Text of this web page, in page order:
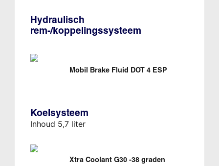
Hydraulisch
rem-/koppelingssysteem
Mobil Brake Fluid DOT 4 ESP
Koelsysteem
Inhoud 5,7 liter
Xtra Coolant G30 -38 graden